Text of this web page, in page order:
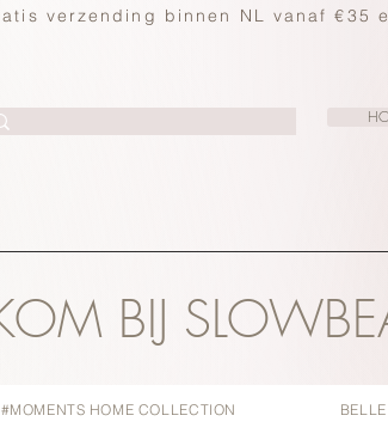
verzending binnen NL vanaf €35
BIJ
#MOMENTS HOME COLLECTION